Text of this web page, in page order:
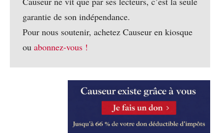
garantie de son indépendance.
Pour nous soutenir, achetez Causeur en kiosque
ou abonnez-vous !